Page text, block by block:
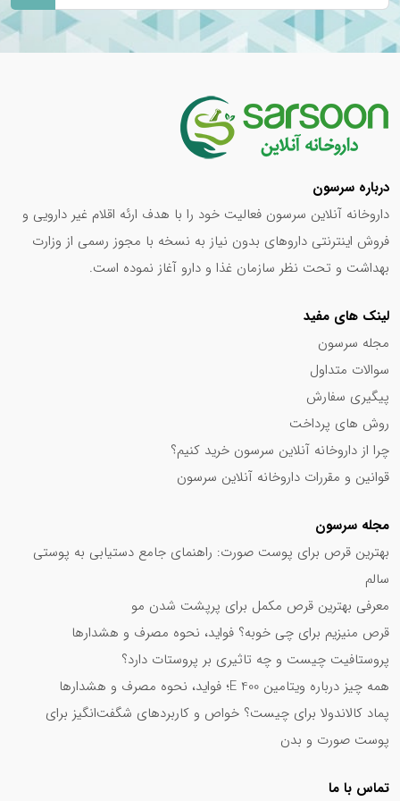
رازیانه با قدرت ضد التهابی و ضد باکتریایی خود، به بهبود هضم
غذا و کاهش نفخ کمک می‌کند. گل گاوزبان، آرام‌بخش و
می‌رساند. بابونه با خواص ضد التهابی و ترمیم‌کننده، در بهبود
زخم‌های معده و معده درد نقش‌آفرین است. نعناع نیز با خاصیت
ضد اسپاسم و ضد نفخ، از رفلاکس معده و سوزش سر دل
جلوگیری می‌کند.
ساشه‌های فارماژلیتان مزایای متعددی نسبت به کپسول‌های آن
دارند. اندازه کوچک و حمل‌ونقل آسان آن‌ها، این ساشه‌ها را به
همراهی ایده‌آل برای سفر، محل کار یا مهمانی تبدیل می‌کند.
طعم و عطر ملایم گیاهی‌شان نیز، مصرف را برای افرادی که با
بلعیدن کپسول مشکل دارند، دلپذیر می‌سازد.
اگر به دنبال خرید ساشه فارماژلیتان هستید، گزینه‌های مختلفی
پیش رو دارید. داروخانه‌های معتبر، فروشگاه‌های آنلاین
محصولات بهداشتی و درمانی، و سوپرمارکت‌های بزرگ، همگی
می‌توانند تامین‌کننده این همراه کوچک باشند. برای خرید
اینترنتی، مقایسه قیمت و بررسی نظرات خریداران در
قبل از خرید ساشه‌های فارماژلیتان، به نکات مهمی توجه کنید.
اگر به هر یک از ترکیبات گیاهی حساسیت دارید، باردار یا شیرده
هستید، یا کودکی زیر 12 سال هستید، قبل از مصرف با پزشک
مشورت نمایید. همچنین، مصرف همزمان این ساشه‌ها با برخی
داروها ممکن است تداخل داشته باشد.
در پایان، ساشه فارماژلیتان با ترکیبی گیاهی و موثر، انتخابی
هوشمندانه برای حفظ سلامت گوارش و تجربه آرامشی ماندگار
است. همراهی کوچک اما پر از خواص را به کیف یا قفسه
داروهایتان اضافه کنید و از فواید شگفت‌انگیز گیاهان برای حفظ
درباره سرسون
داروخانه آنلاین سرسون فعالیت خود را با هدف ارئه اقلام غیر دارویی و
فروش اینترنتی داروهای بدون نیاز به نسخه با مجوز رسمی از وزارت
بهداشت و تحت نظر سازمان غذا و دارو آغاز نموده است.
لینک های مفید
مجله سرسون
سوالات متداول
پیگیری سفارش
روش های پرداخت
چرا از داروخانه آنلاین سرسون خرید کنیم؟
قوانین و مقررات داروخانه آنلاین سرسون
مجله سرسون
بهترین قرص برای پوست صورت: راهنمای جامع دستیابی به پوستی
سالم
معرفی بهترین قرص مکمل برای پرپشت شدن مو
قرص منیزیم برای چی خوبه؟ فواید، نحوه مصرف و هشدارها
پروستافیت چیست و چه تاثیری بر پروستات دارد؟
همه چیز درباره ویتامین E 400؛ فواید، نحوه مصرف و هشدارها
پماد کالاندولا برای چیست؟ خواص و کاربردهای شگفت‌انگیز برای
پوست صورت و بدن
تماس با ما